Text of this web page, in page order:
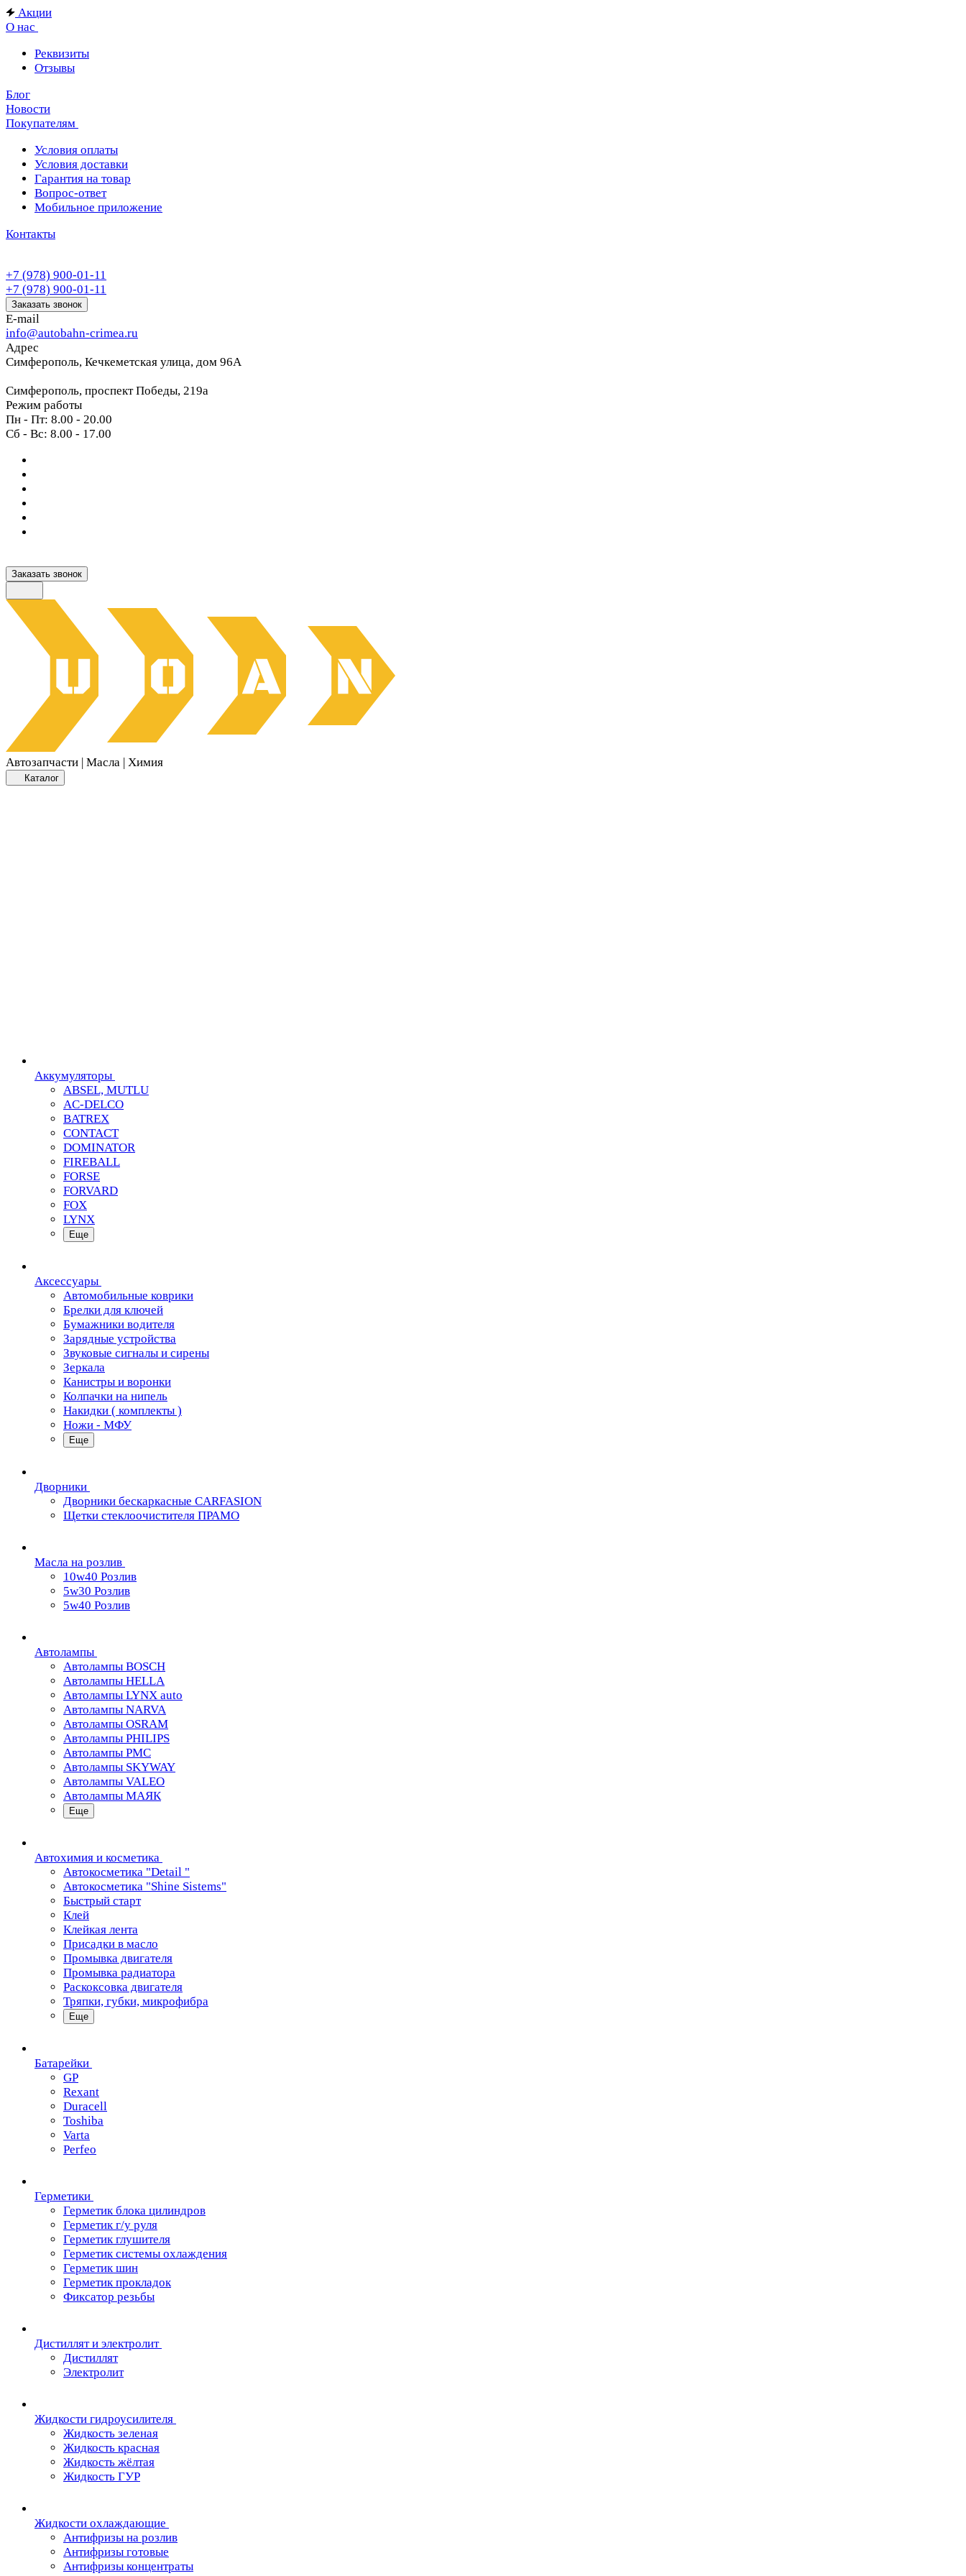
Акции
О нас
Реквизиты
Отзывы
Блог
Новости
Покупателям
Условия оплаты
Условия доставки
Гарантия на товар
Вопрос-ответ
Мобильное приложение
Контакты
+7 (978) 900-01-11
+7 (978) 900-01-11
Заказать звонок
E-mail
info@autobahn-crimea.ru
Адрес
Симферополь, Кечкеметская улица, дом 96А
Симферополь, проспект Победы, 219а
Режим работы
Пн - Пт: 8.00 - 20.00
Сб - Вс: 8.00 - 17.00
Заказать звонок
Автозапчасти | Масла | Химия
Каталог
Аккумуляторы
ABSEL, MUTLU
AC-DELCO
BATREX
CONTACT
DOMINATOR
FIREBALL
FORSE
FORVARD
FOX
LYNX
Еще
Аксессуары
Автомобильные коврики
Брелки для ключей
Бумажники водителя
Зарядные устройства
Звуковые сигналы и сирены
Зеркала
Канистры и воронки
Колпачки на нипель
Накидки ( комплекты )
Ножи - МФУ
Еще
Дворники
Дворники бескаркасные CARFASION
Щетки стеклоочистителя ПРАМО
Масла на розлив
10w40 Розлив
5w30 Розлив
5w40 Розлив
Автолампы
Автолампы BOSCH
Автолампы HELLA
Автолампы LYNX auto
Автолампы NARVA
Автолампы OSRAM
Автолампы PHILIPS
Автолампы PMC
Автолампы SKYWAY
Автолампы VALEO
Автолампы МАЯК
Еще
Автохимия и косметика
Автокосметика "Detail "
Автокосметика "Shine Sistems"
Быстрый старт
Клей
Клейкая лента
Присадки в масло
Промывка двигателя
Промывка радиатора
Раскоксовка двигателя
Тряпки, губки, микрофибра
Еще
Батарейки
GP
Rexant
Duracell
Toshiba
Varta
Perfeo
Герметики
Герметик блока цилиндров
Герметик г/у руля
Герметик глушителя
Герметик системы охлаждения
Герметик шин
Герметик прокладок
Фиксатор резьбы
Дистиллят и электролит
Дистиллят
Электролит
Жидкости гидроусилителя
Жидкость зеленая
Жидкость красная
Жидкость жёлтая
Жидкость ГУР
Жидкости охлаждающие
Антифризы на розлив
Антифризы готовые
Антифризы концентраты